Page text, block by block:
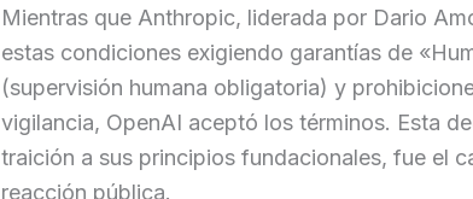
Mientras que Anthropic, liderada por Dario
estas condiciones exigiendo garantías de
(supervisión humana obligatoria) y
vigilancia, OpenAI aceptó los términos. Esta
traición a sus principios fundacionales, fue el
reacción pública.